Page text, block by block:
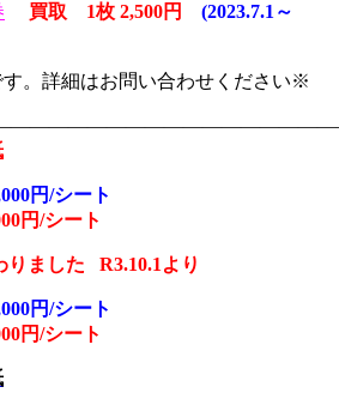
買取 1枚 2,500円 (2023.7.1～
。詳細はお問い合わせください※
円/シート
円/シート
ました R3.10.1より
円/シート
円/シート